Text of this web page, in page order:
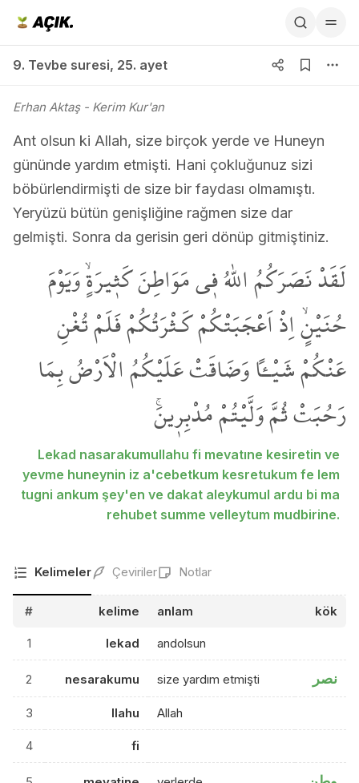
9. Tevbe suresi, 25. ayet
Erhan Aktaş- Kerim Kur'an
Ant olsun ki Allah, size birçok yerde ve Huneyn
gününde yardım etmişti. Hani çokluğunuz sizi
böbürlendirmişti de size bir faydası olmamıştı.
Yeryüzü bütün genişliğine rağmen size dar
gelmişti. Sonra da gerisin geri dönüp gitmiştiniz.
لَقَدْ نَصَرَكُمُ اللّٰهُ ف۪ي مَوَاطِنَ كَث۪يرَةٍۙ وَيَوْمَ
حُنَيْنٍۙ اِذْ اَعْجَبَتْكُمْ كَـثْرَتُكُمْ فَلَمْ تُغْنِ
عَنْكُمْ شَيْـٔاً وَضَاقَتْ عَلَيْكُمُ الْاَرْضُ بِمَا
رَحُبَتْ ثُمَّ وَلَّيْتُمْ مُدْبِر۪ينَۚ
Lekad nasarakumullahu fi mevatıne kesiretin ve
yevme huneynin iz a'cebetkum kesretukum fe lem
tugni ankum şey'en ve dakat aleykumul ardu bi ma
rehubet summe velleytum mudbirine.
Kelimeler Çeviriler Notlar
# kelime anlam kök
1 lekad andolsun
2 nesarakumu size yardım etmişti نصر
3 llahu Allah
4 fi